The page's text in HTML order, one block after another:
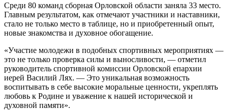
Среди 80 команд сборная Орловской области заняла 33 место.
Главным результатом, как отмечают участники и наставники,
стало не только место в таблице, но и приобретенный опыт,
новые знакомства и духовное обогащение.
«Участие молодежи в подобных спортивных мероприятиях —
это не только проверка силы и выносливости, — отметил
руководитель спортивной комиссии Орловской епархии
иерей Василий Лях. — Это уникальная возможность
воспитывать в себе высокие моральные ценности, укреплять
любовь к Родине и уважение к нашей исторической и
духовной памяти».